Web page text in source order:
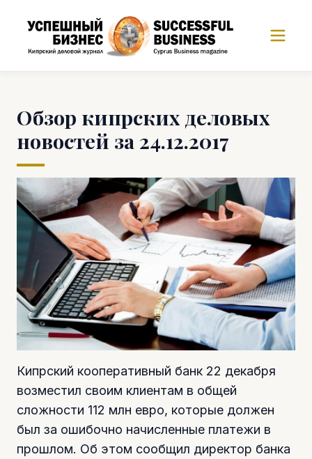
Обзор кипрских деловых
новостей за 24.12.2017
Кипрский кооперативный банк 22 декабря
возместил своим клиентам в общей
сложности 112 млн евро, которые должен
был за ошибочно начисленные платежи в
прошлом. Об этом сообщил директор банка